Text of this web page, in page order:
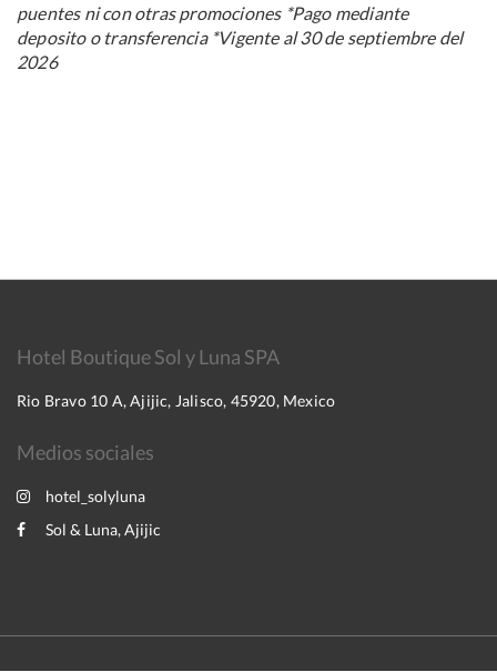
puentes ni con otras promociones *Pago mediante
deposito o transferencia *Vigente al 30 de septiembre del
2026
Hotel Boutique Sol y Luna SPA
Rio Bravo 10 A, Ajijic, Jalisco, 45920, Mexico
Medios sociales
hotel_solyluna
Sol & Luna, Ajijic